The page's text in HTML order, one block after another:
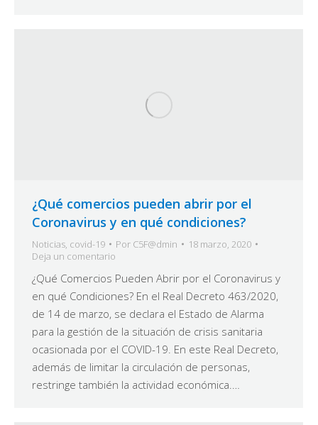
¿Qué comercios pueden abrir por el
Coronavirus y en qué condiciones?
Noticias, covid-19 Por C5F@dmin
18 marzo, 2020
Deja un comentario
¿Qué Comercios Pueden Abrir por el Coronavirus y
en qué Condiciones? En el Real Decreto 463/2020,
de 14 de marzo, se declara el Estado de Alarma
para la gestión de la situación de crisis sanitaria
ocasionada por el COVID-19. En este Real Decreto,
además de limitar la circulación de personas,
restringe también la actividad económica.…